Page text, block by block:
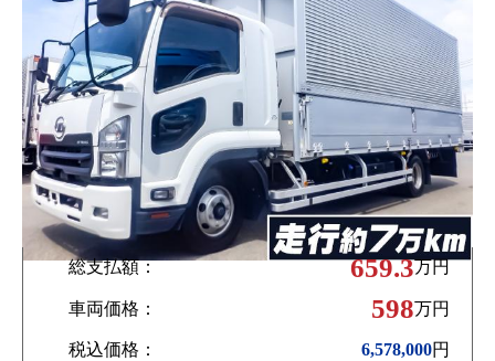
総支払額： 659.3万円
車両価格： 598万円
税込価格： 6,578,000円